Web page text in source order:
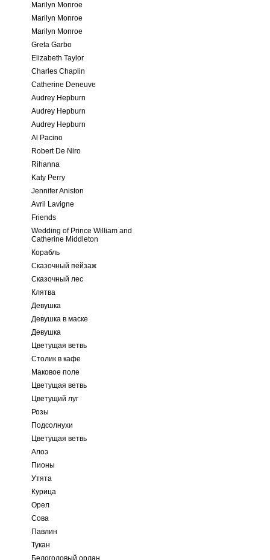
Marilyn Monroe
Marilyn Monroe
Marilyn Monroe
Greta Garbo
Elizabeth Taylor
Charles Chaplin
Catherine Deneuve
Audrey Hepburn
Audrey Hepburn
Audrey Hepburn
Al Pacino
Robert De Niro
Rihanna
Katy Perry
Jennifer Aniston
Avril Lavigne
Friends
Wedding of Prince William and
Catherine Middleton
Корабль
Сказочный пейзаж
Сказочный лес
Клятва
Девушка
Девушка в маске
Девушка
Цветущая ветвь
Столик в кафе
Маковое поле
Цветущая ветвь
Цветущий луг
Розы
Подсолнухи
Цветущая ветвь
Алоэ
Пионы
Утята
Курица
Орел
Сова
Павлин
Тукан
Белоголовый орлан